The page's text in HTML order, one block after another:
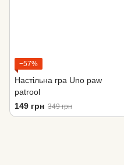
−57%
Настільна гра Uno paw
patrool
149 грн 349 грн